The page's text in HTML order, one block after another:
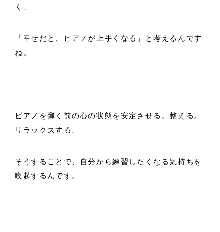
く、
「幸せだと、ピアノが上手くなる」と考えるんです
ね。
ピアノを弾く前の心の状態を安定させる。整える。
リラックスする。
そうすることで、自分から練習したくなる気持ちを
喚起するんです。